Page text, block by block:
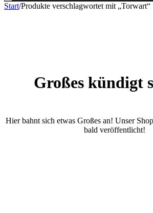
Start/Produkte verschlagwortet mit „Torwart“
Großes kündigt
Hier bahnt sich etwas Großes an! Unser
bald veröffentlicht!